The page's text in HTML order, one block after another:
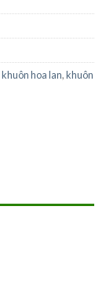
khuôn hoa lan,khuôn